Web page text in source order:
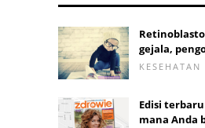
gejala,
KESEHATAN
Edisi
mana Anda